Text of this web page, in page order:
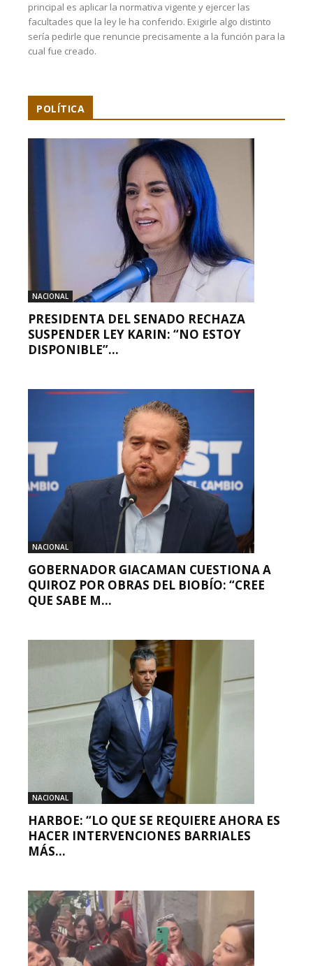
principal es aplicar la normativa vigente y ejercer las
facultades que la ley le ha conferido. Exigirle algo distinto
sería pedirle que renuncie precisamente a la función para la
cual fue creado.
POLÍTICA
NACIONAL
PRESIDENTA DEL SENADO RECHAZA
SUSPENDER LEY KARIN: “NO ESTOY
DISPONIBLE”...
NACIONAL
GOBERNADOR GIACAMAN CUESTIONA A
QUIROZ POR OBRAS DEL BIOBÍO: “CREE
QUE SABE M...
NACIONAL
HARBOE: “LO QUE SE REQUIERE AHORA ES
HACER INTERVENCIONES BARRIALES
MÁS...